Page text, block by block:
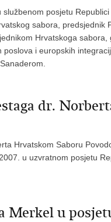
posjetu
sabora, predsjednik
Hrvatskoga sabora,
i europskih
dr.
Hrvatskom Saboru
u uzvratnom posjetu
Merkel u